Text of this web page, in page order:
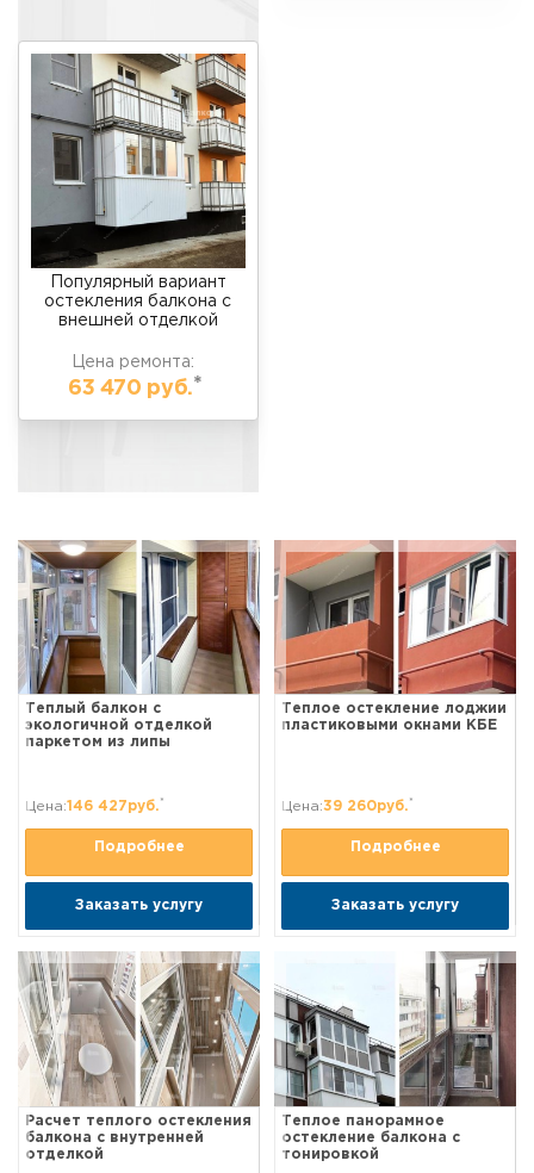
Популярный вариант
остекления балкона с
внешней отделкой
Цена ремонта:
63 470 руб.*
Теплый балкон с
экологичной отделкой
паркетом из липы
Цена:146 427руб. *
Подробнее
Заказать услугу
Теплое остекление лоджии
пластиковыми окнами КБЕ
Цена:39 260руб. *
Подробнее
Заказать услугу
Расчет теплого остекления
балкона с внутренней
отделкой
Теплое панорамное
остекление балкона с
тонировкой